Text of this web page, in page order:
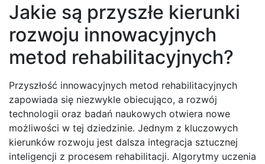
Jakie są przyszłe kierunki
rozwoju innowacyjnych
metod rehabilitacyjnych?
Przyszłość innowacyjnych metod rehabilitacyjnych
zapowiada się niezwykle obiecująco, a rozwój
technologii oraz badań naukowych otwiera nowe
możliwości w tej dziedzinie. Jednym z kluczowych
kierunków rozwoju jest dalsza integracja sztucznej
inteligencji z procesem rehabilitacji. Algorytmy uczenia